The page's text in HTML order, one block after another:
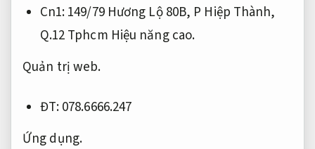
Cn1: 149/79 Hương Lộ 80B, P Hiệp Thành,
Q.12 Tphcm Hiệu năng cao.
Quản trị web.
ĐT: 078.6666.247
Ứng dụng.